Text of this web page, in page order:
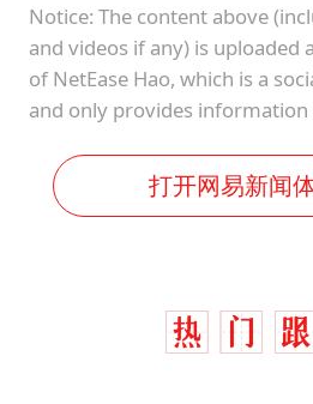
Notice: The content above
and videos if any) is uploaded
of NetEase Hao, which is a
and only provides information
打开网易新闻